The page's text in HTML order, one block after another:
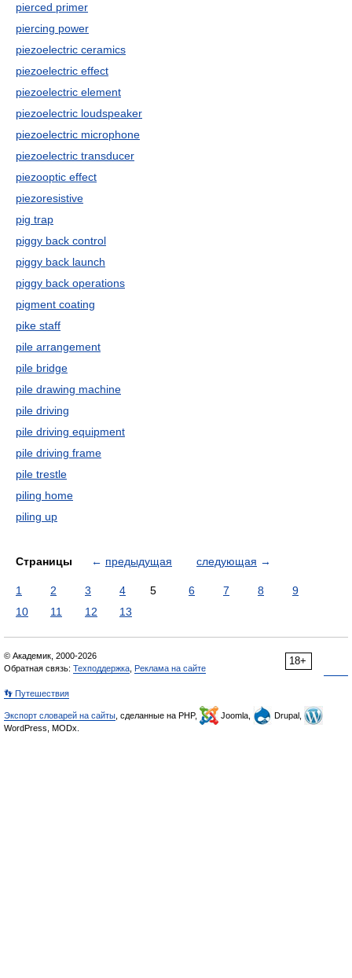
pierced primer
piercing power
piezoelectric ceramics
piezoelectric effect
piezoelectric element
piezoelectric loudspeaker
piezoelectric microphone
piezoelectric transducer
piezooptic effect
piezoresistive
pig trap
piggy back control
piggy back launch
piggy back operations
pigment coating
pike staff
pile arrangement
pile bridge
pile drawing machine
pile driving
pile driving equipment
pile driving frame
pile trestle
piling home
piling up
Страницы ← предыдущая следующая →
1 2 3 4 5 6 7 8
9
10
11 12 13
18+
© Академик, 2000-2026
Обратная связь: Техподдержка Реклама на сайте
👣 Путешествия
Экспорт словарей на сайты , сделанные на PHP, Joomla,
Drupal,
WordPress, MODx.